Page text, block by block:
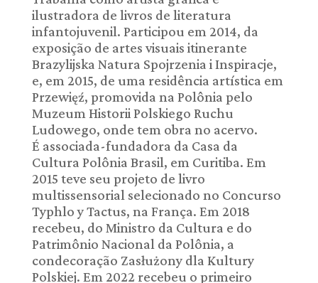
ilustradora de livros de literatura
infantojuvenil. Participou em 2014, da
exposição de artes visuais itinerante
Brazylijska Natura Spojrzenia i Inspiracje,
e, em 2015, de uma residência artística em
Przewięź, promovida na Polônia pelo
Muzeum Historii Polskiego Ruchu
Ludowego, onde tem obra no acervo.
É associada-fundadora da Casa da
Cultura Polônia Brasil, em Curitiba. Em
2015 teve seu projeto de livro
multissensorial selecionado no Concurso
Typhlo y Tactus, na França. Em 2018
recebeu, do Ministro da Cultura e do
Patrimônio Nacional da Polônia, a
condecoração Zasłużony dla Kultury
Polskiej. Em 2022 recebeu o primeiro